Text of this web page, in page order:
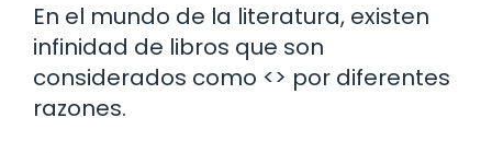
En el mundo de la literatura, existen
infinidad de libros que son
considerados como <> por diferentes
razones.